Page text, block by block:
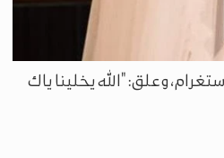
وعلق: "الله يخلينا ياك